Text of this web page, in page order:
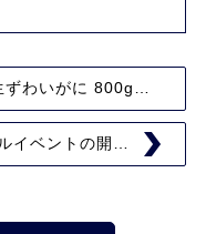
ずわいがに 800g…
イベントの開…